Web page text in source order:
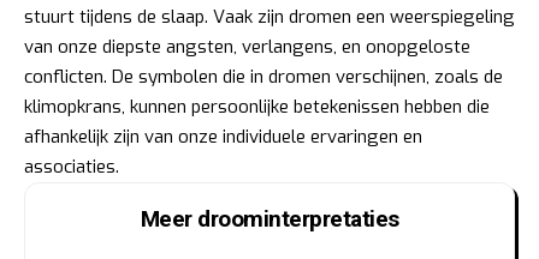
stuurt tijdens de slaap. Vaak zijn dromen een weerspiegeling
van onze diepste angsten, verlangens, en onopgeloste
conflicten. De symbolen die in dromen verschijnen, zoals de
klimopkrans, kunnen persoonlijke betekenissen hebben die
afhankelijk zijn van onze individuele ervaringen en
associaties.
Meer droominterpretaties